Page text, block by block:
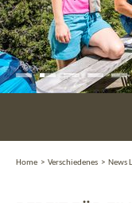
Home > Verschiedenes > News